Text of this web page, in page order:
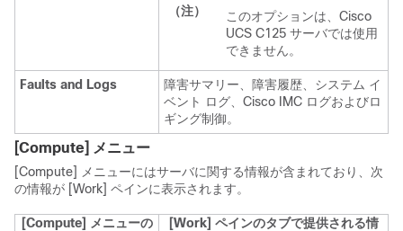
（注）
このオプションは、Cisco
UCS C125 サーバでは使用
できません。
Faults and Logs
障害サマリー、障害履歴、システム イ
ベント ログ、Cisco IMC ログおよびロ
ギング制御。
[Compute] メニュー
[Compute]
メニューにはサーバに関する情報が含まれており、次
の情報が [Work] ペインに表示されます。
[Compute]
メニューの
[Work] ペインのタブで提供される情